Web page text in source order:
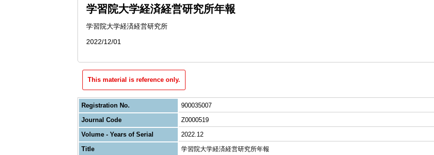
学習院大学経済経営研究所年報
学習院大学経済経営研究所
2022/12/01
This material is reference only.
Registration No.
900035007
Journal Code
Z0000519
Volume - Years of Serial
2022.12
Title
学習院大学経済経営研究所年報